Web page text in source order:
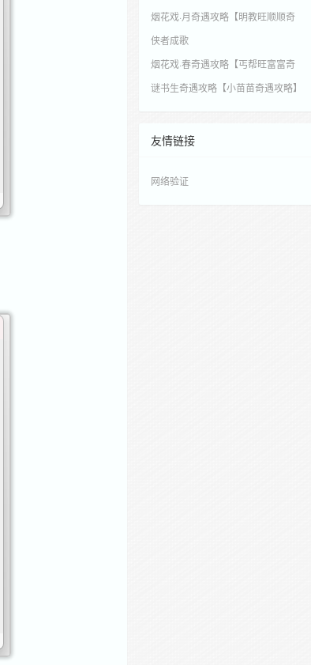
烟花戏·月奇遇攻略【明教旺顺顺奇
侠者成歌
烟花戏·春奇遇攻略【丐帮旺富富奇
谜书生奇遇攻略【小苗苗奇遇攻略】
友情链接
网络验证